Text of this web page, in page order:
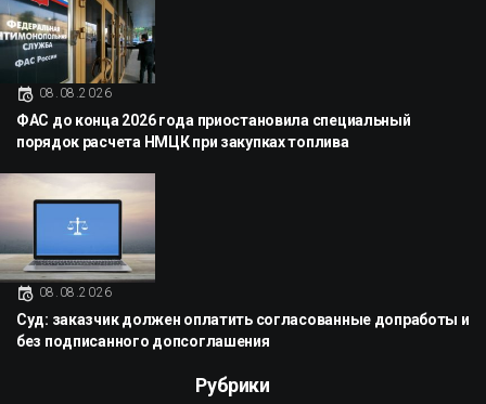
08.08.2026
ФАС до конца 2026 года приостановила специальный
порядок расчета НМЦК при закупках топлива
08.08.2026
Суд: заказчик должен оплатить согласованные допработы и
без подписанного допсоглашения
Рубрики